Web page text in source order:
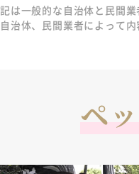
は一般的な自治体と民間業
治体、民間業者によって内
ペ